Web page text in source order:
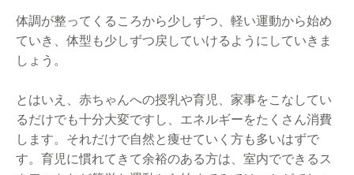
体調が整ってくるころから少しずつ、軽い運動から始め
ていき、体型も少しずつ戻していけるようにしていきま
しょう。
とはいえ、赤ちゃんへの授乳や育児、家事をこなしてい
るだけでも十分大変ですし、エネルギーをたくさん消費
します。それだけで自然と痩せていく方も多いはずで
す。育児に慣れてきて余裕のある方は、室内でできるス